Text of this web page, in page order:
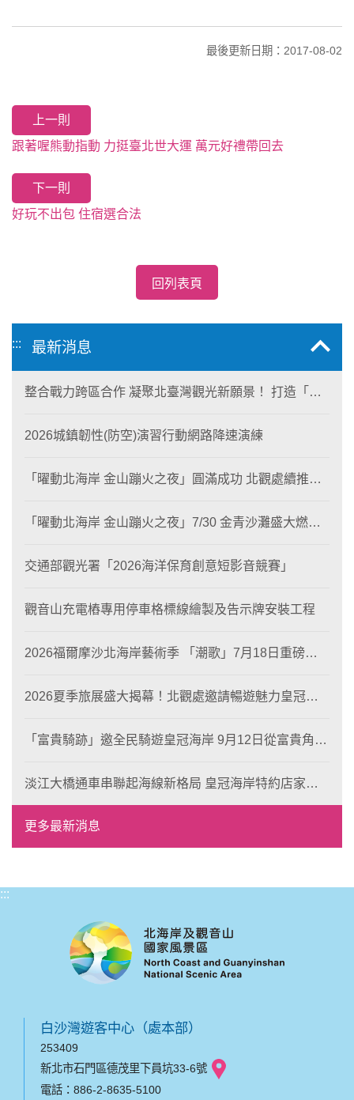
最後更新日期：2017-08-02
上一則
跟著喔熊動指動 力挺臺北世大運 萬元好禮帶回去
下一則
好玩不出包 住宿選合法
回列表頁
::: 最新消息
整合戰力跨區合作 凝聚北臺灣觀光新願景！ 打造「生
2026城鎮韌性(防空)演習行動網路降速演練
「曜動北海岸 金山蹦火之夜」圓滿成功 北觀處續推照
「曜動北海岸 金山蹦火之夜」7/30 金青沙灘盛大燃
交通部觀光署「2026海洋保育創意短影音競賽」
觀音山充電樁專用停車格標線繪製及告示牌安裝工程
2026福爾摩沙北海岸藝術季 「潮歌」7月18日重磅登
2026夏季旅展盛大揭幕！北觀處邀請暢遊魅力皇冠海
「富貴騎跡」邀全民騎遊皇冠海岸 9月12日從富貴角出
淡江大橋通車串聯起海線新格局 皇冠海岸特約店家、
風格形塑即日起開放報名
更多最新消息
:::
白沙灣遊客中心（處本部）
253409
新北市石門區德茂里下員坑33-6號
電話：886-2-8635-5100